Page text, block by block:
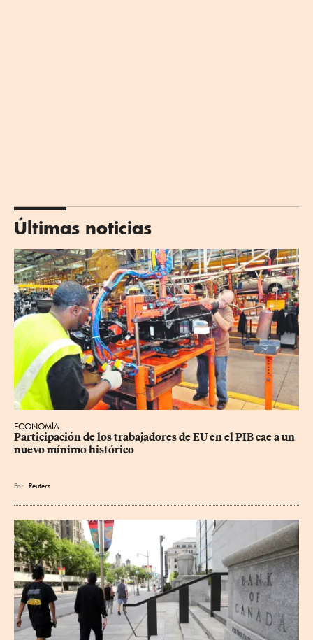
Últimas noticias
ECONOMÍA
Participación de los trabajadores de EU en el PIB cae a un
nuevo mínimo histórico
Por Reuters